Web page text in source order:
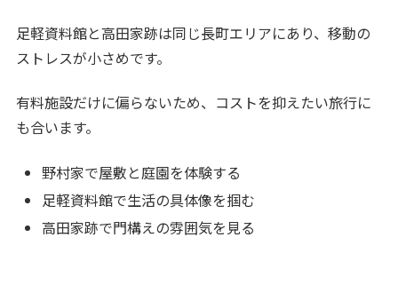
足軽資料館と高田家跡は同じ長町エリアにあり、移動の
ストレスが小さめです。
有料施設だけに偏らないため、コストを抑えたい旅行に
も合います。
野村家で屋敷と庭園を体験する
足軽資料館で生活の具体像を掴む
高田家跡で門構えの雰囲気を見る